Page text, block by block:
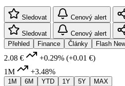
Sledovat Cenový alert
Sledovat
Cenový alert
Přehled
Finance Články Flash
2.08 € +0.29% (+0.01 €)
1M
+3.48%
1M 6M YTD 1Y 5Y MAX